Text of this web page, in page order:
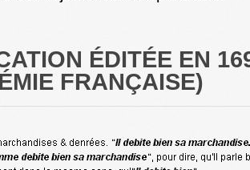
ÉDITÉE EN
FRANÇAISE)